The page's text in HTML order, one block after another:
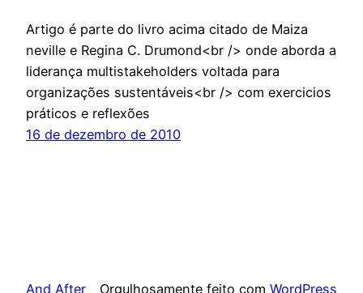
Artigo é parte do livro acima citado de Maiza
neville e Regina C. Drumond<br /> onde aborda a
liderança multistakeholders voltada para
organizações sustentáveis<br /> com exercicios
práticos e reflexões
16 de dezembro de 2010
And After Orgulhosamente feito com WordPress